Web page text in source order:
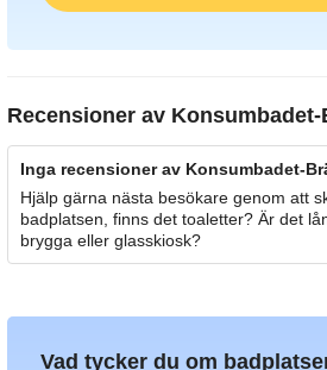
Recensioner av
Inga recensioner av Konsumbadet-
Hjälp gärna nästa besökare genom att
badplatsen, finns det toaletter? Är det
brygga eller glasskiosk?
Vad tycker du om